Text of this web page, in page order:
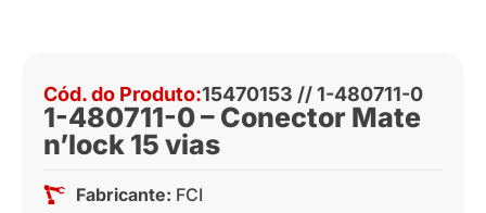
Cód. do Produto:15470153 // 1-480711-0
1-480711-0 – Conector Mate
n’lock 15 vias
Fabricante: FCI